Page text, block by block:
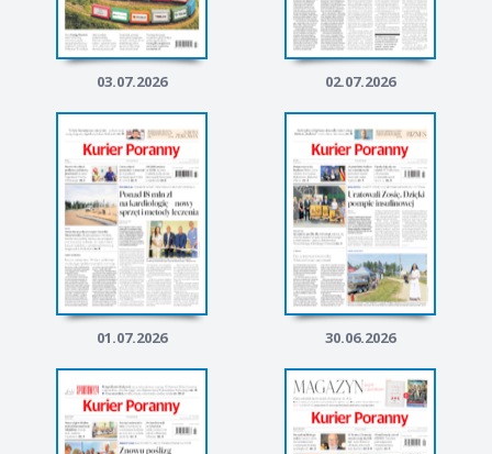
03.07.2026 02.07.2026
01.07.2026 30.06.2026